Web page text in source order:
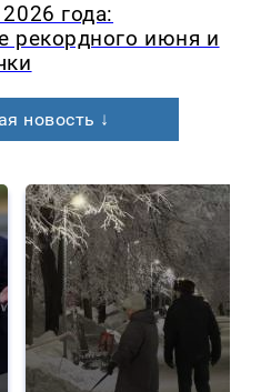
года:
рекордного июня и
новость ↓